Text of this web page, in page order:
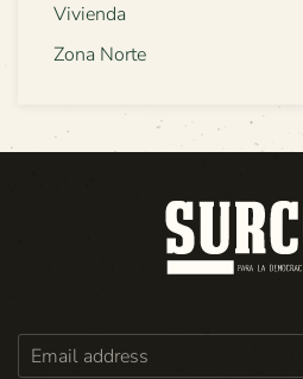
Vivienda
Zona Norte